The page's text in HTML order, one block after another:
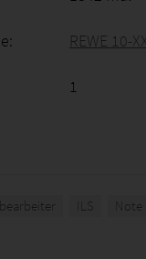
REWE 10-
1
ILS
Note